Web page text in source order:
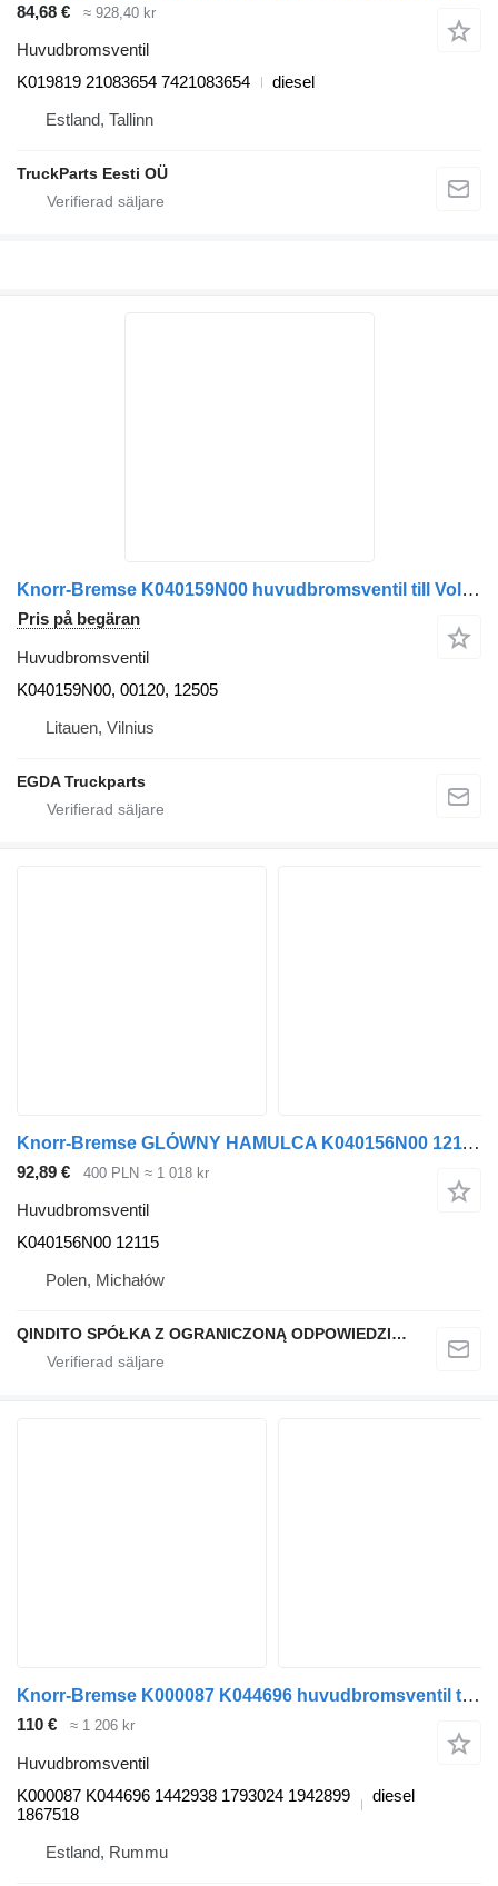
84,68 € ≈ 928,40 kr
Huvudbromsventil
K019819 21083654 7421083654
diesel
Estland, Tallinn
TruckParts Eesti OÜ
Knorr-Bremse K040159N00 huvudbromsventil till Volvo dragbil
Pris på begäran
Huvudbromsventil
K040159N00, 00120, 12505
Litauen, Vilnius
EGDA Truckparts
Knorr-Bremse GLÓWNY HAMULCA K040156N00 12115 huvudbromsventil till Volvo FE FL dragbil
92,89 € 400 PLN ≈ 1 018 kr
Huvudbromsventil
K040156N00 12115
Polen, Michałów
QINDITO SPÓŁKA Z OGRANICZONĄ ODPOWIEDZIALNOŚCIĄ
Knorr-Bremse K000087 K044696 huvudbromsventil till Scania P G R T-series (2004-2017) lastbil
110 € ≈ 1 206 kr
Huvudbromsventil
K000087 K044696 1442938 1793024 1942899
1867518
diesel
Estland, Rummu